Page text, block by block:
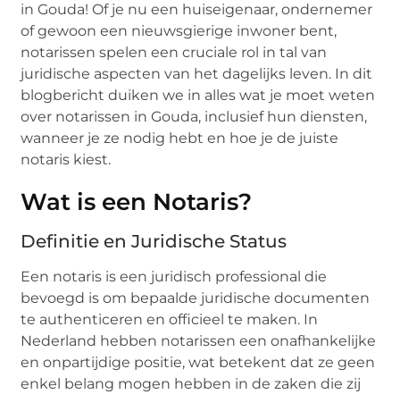
in Gouda! Of je nu een huiseigenaar, ondernemer
of gewoon een nieuwsgierige inwoner bent,
notarissen spelen een cruciale rol in tal van
juridische aspecten van het dagelijks leven. In dit
blogbericht duiken we in alles wat je moet weten
over notarissen in Gouda, inclusief hun diensten,
wanneer je ze nodig hebt en hoe je de juiste
notaris kiest.
Wat is een Notaris?
Definitie en Juridische Status
Een notaris is een juridisch professional die
bevoegd is om bepaalde juridische documenten
te authenticeren en officieel te maken. In
Nederland hebben notarissen een onafhankelijke
en onpartijdige positie, wat betekent dat ze geen
enkel belang mogen hebben in de zaken die zij